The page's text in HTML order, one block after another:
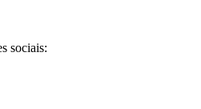
sociais: